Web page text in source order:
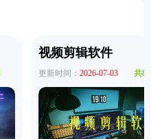
视频剪辑软件
更新时间： 2026-07-03 共